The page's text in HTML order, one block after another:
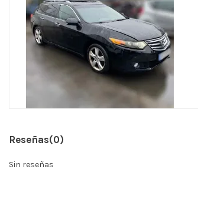
Reseñas(0)
Sin reseñas